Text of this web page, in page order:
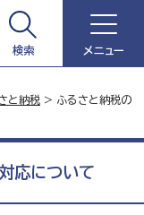
検索 メニュー
と納税 > ふるさと納税の
応について